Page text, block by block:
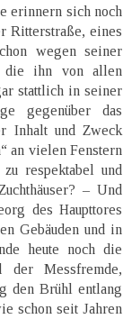
erinnern sich noch
Ritterstraße, eines
wegen seiner
die ihn von allen
stattlich in seiner
gegenüber das
Inhalt und Zweck
an vielen Fenstern
respektabel und
– Und
des Haupttores
Gebäuden und in
heute noch die
der Messfremde,
den Brühl entlang
schon seit Jahren